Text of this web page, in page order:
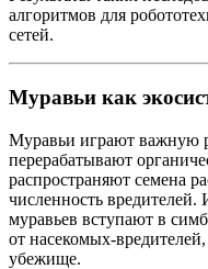
алгоритмов для
сетей.
Муравьи как
Муравьи играют важную
перерабатывают
распространяют семена
численность
муравьев вступают в
от насекомых-
убежище.